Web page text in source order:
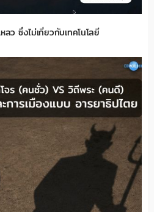
ลว ซึ่งไม่เกี่ยวกับเทคโนโลยี